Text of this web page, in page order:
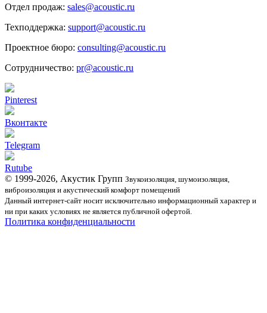
Отдел продаж: sales@acoustic.ru
Техподдержка: support@acoustic.ru
Проектное бюро: consulting@acoustic.ru
Сотрудничество: pr@acoustic.ru
Pinterest
Вконтакте
Telegram
Rutube
© 1999-2026, Акустик Групп Звукоизоляция, шумоизоляция,
виброизоляция и акустический комфорт помещений
Данный интернет-сайт носит исключительно информационный характер и
ни при каких условиях не является публичной офертой.
Политика конфиденциальности